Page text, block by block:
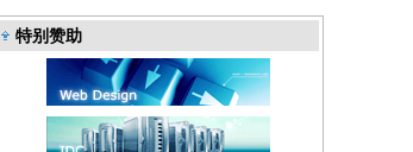
特别赞助